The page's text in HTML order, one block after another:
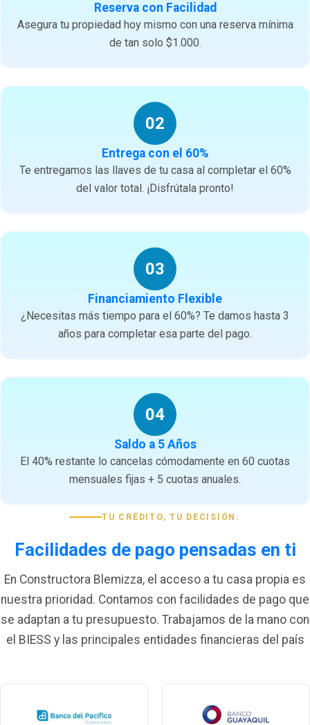
Reserva con Facilidad
Asegura tu propiedad hoy mismo con una reserva mínima
de tan solo $1.000.
02
Entrega con el 60%
Te entregamos las llaves de tu casa al completar el 60%
del valor total. ¡Disfrútala pronto!
03
Financiamiento Flexible
¿Necesitas más tiempo para el 60%? Te damos hasta 3
años para completar esa parte del pago.
04
Saldo a 5 Años
El 40% restante lo cancelas cómodamente en 60 cuotas
mensuales fijas + 5 cuotas anuales.
TU CRÉDITO, TU DECISIÓN:
Facilidades de pago pensadas en ti
En Constructora Blemizza, el acceso a tu casa propia es
nuestra prioridad. Contamos con facilidades de pago que
se adaptan a tu presupuesto. Trabajamos de la mano con
el BIESS y las principales entidades financieras del país